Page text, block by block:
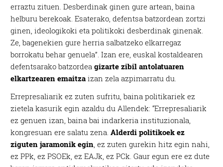
erraztu zituen. Desberdinak ginen gure artean, baina
helburu berekoak. Esaterako, defentsa batzordean zortzi
ginen, ideologikoki eta politikoki desberdinak ginenak.
Ze, bagenekien gure herria salbatzeko elkarregaz
borrokatu behar genuela”. Izan ere, euskal kostaldearen
defentsarako batzordeagizarte zibil antolatuaren
elkartzearen emaitzaizan zela azpimarratu du.
Errepresaliarik ez zuten sufritu, baina politikariek ez
zietela kasurik egin azaldu du Allendek: “Errepresaliarik
ez genuen izan, baina bai indarkeria instituzionala,
kongresuan ere salatu zena.Alderdi politikoek ez
ziguten jaramonik egin , ez zuten gurekin hitz egin nahi,
ez PPk, ez PSOEk, ez EAJk, ez PCk. Gaur egun ere ez dute